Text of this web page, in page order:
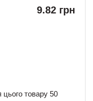
9.82 грн
цього товару 50